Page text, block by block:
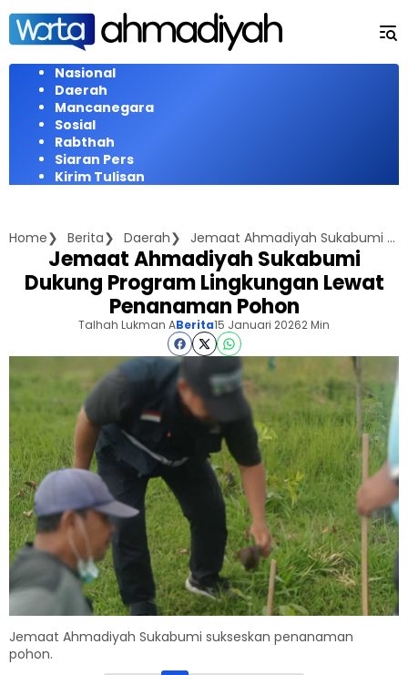
Langsung
konten
Nasional
Daerah
Mancanegara
Sosial
Rabthah
Siaran Pers
Kirim Tulisan
Home Berita Daerah Jemaat Ahmadiyah Sukabumi Dukung Program Lingkungan Lewat Penanaman Pohon
Jemaat Ahmadiyah Sukabumi
Dukung Program Lingkungan Lewat
Penanaman Pohon
Talhah Lukman ABerita15 Januari 20262 Min
Jemaat Ahmadiyah Sukabumi sukseskan penanaman
pohon.